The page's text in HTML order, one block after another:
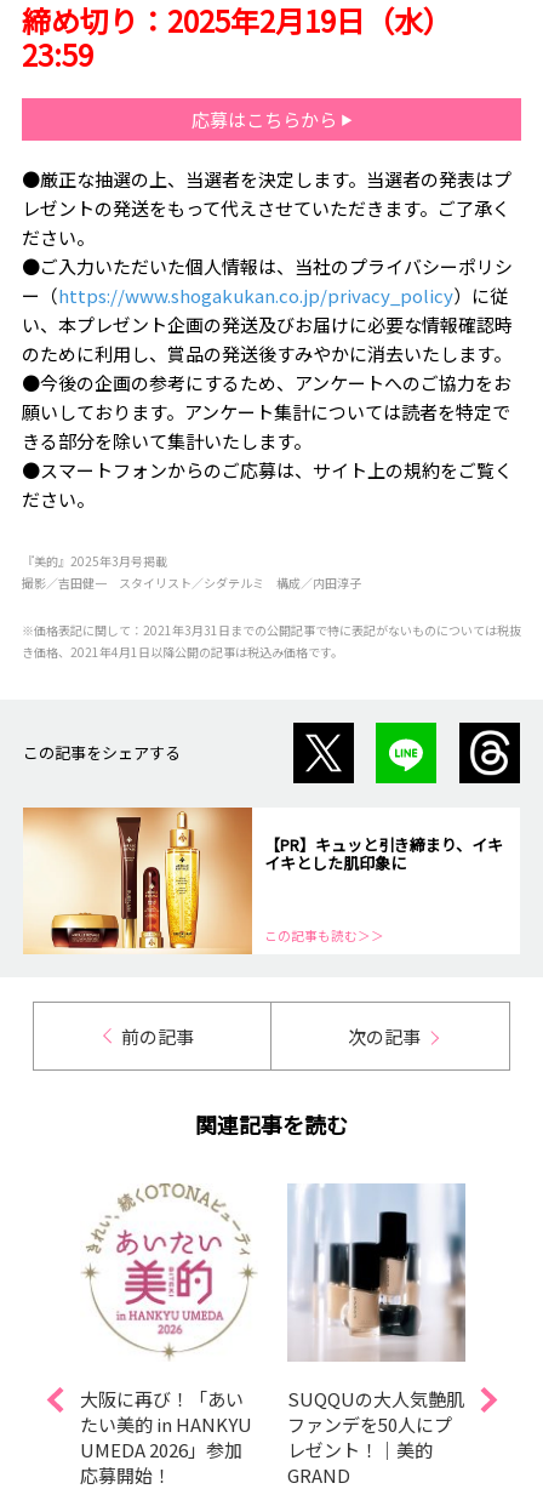
締め切り：2025年2月19日（水）
23:59
応募はこちらから
●厳正な抽選の上、当選者を決定します。当選者の発表はプ
レゼントの発送をもって代えさせていただきます。ご了承く
ださい。
●ご入力いただいた個人情報は、当社のプライバシーポリシ
ー（https://www.shogakukan.co.jp/privacy_policy）に従
い、本プレゼント企画の発送及びお届けに必要な情報確認時
のために利用し、賞品の発送後すみやかに消去いたします。
●今後の企画の参考にするため、アンケートへのご協力をお
願いしております。アンケート集計については読者を特定で
きる部分を除いて集計いたします。
●スマートフォンからのご応募は、サイト上の規約をご覧く
ださい。
『美的』2025年3月号掲載
撮影／吉田健一 スタイリスト／シダテルミ 構成／内田淳子
※価格表記に関して：2021年3月31日までの公開記事で特に表記がないものについては税抜
き価格、2021年4月1日以降公開の記事は税込み価格です。
この記事をシェアする
【PR】キュッと引き締まり、イキ
イキとした肌印象に
この記事も読む＞＞
前の記事 次の記事
関連記事を読む
大阪に再び！「あい
たい美的 in HANKYU
UMEDA 2026」参加
応募開始！
SUQQUの大人気艶肌
ファンデを50人にプ
レゼント！｜美的
GRAND
募集